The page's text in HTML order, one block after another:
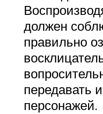
должен
правильно
передавать
персонажей.